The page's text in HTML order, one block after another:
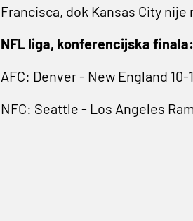
Francisca, dok Kansas City
NFL liga, konferencijska finala:
AFC: Denver - New England 10-
NFC: Seattle - Los Angeles